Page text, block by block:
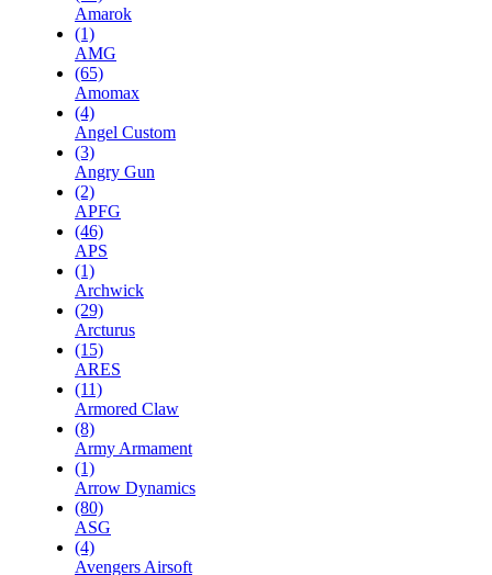
Amarok
(1)
AMG
(65)
Amomax
(4)
Angel Custom
(3)
Angry Gun
(2)
APFG
(46)
APS
(1)
Archwick
(29)
Arcturus
(15)
ARES
(11)
Armored Claw
(8)
Army Armament
(1)
Arrow Dynamics
(80)
ASG
(4)
Avengers Airsoft